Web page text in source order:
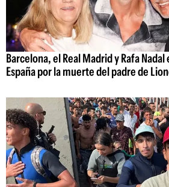
Barcelona, el Real Madrid y Rafa
España por la muerte del padre de